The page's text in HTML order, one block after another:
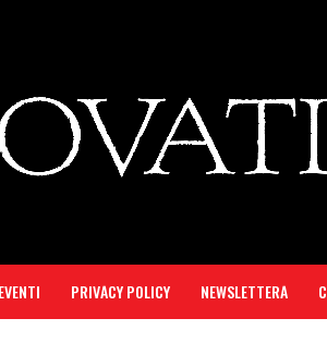
EVENTI PRIVACY POLICY NEWSLETTERA